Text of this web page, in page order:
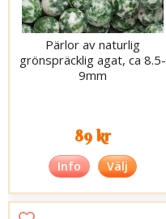
Pärlor av naturlig
grönspräcklig agat, ca 8.5-
9mm
89 kr
Info Välj